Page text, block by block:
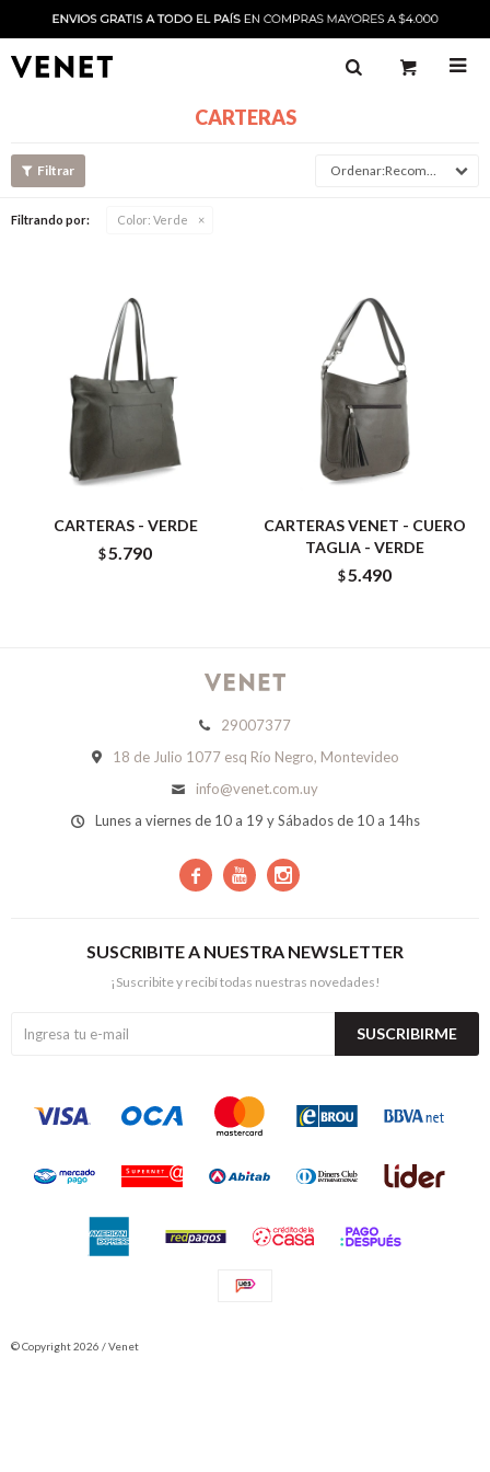

CARTERAS
Recomendado
Filtrando por: Color: Verde
CARTERAS - VERDE
$5.790
CARTERAS VENET - CUERO
TAGLIA - VERDE
$5.490
29007377
18 de Julio 1077 esq Río Negro, Montevideo
info@venet.com.uy
Lunes a viernes de 10 a 19 y Sábados de 10 a 14hs
  
SUSCRIBITE A NUESTRA NEWSLETTER
¡Suscribite y recibí todas nuestras novedades!
SUSCRIBIRME
© Copyright 2026 / Venet